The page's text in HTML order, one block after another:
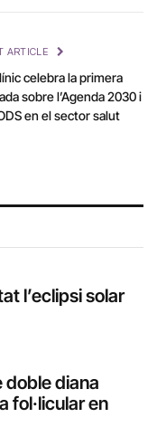
ARTICLE
celebra la primera
sobre l’Agenda 2030 i
en el sector salut
l’eclipsi solar
doble diana
fol·licular en